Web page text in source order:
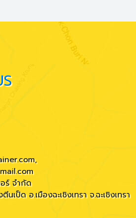
,
ร์ จำกัด
ป็ด อ.เมืองฉะเชิงเทรา จ.ฉะเชิงเทรา